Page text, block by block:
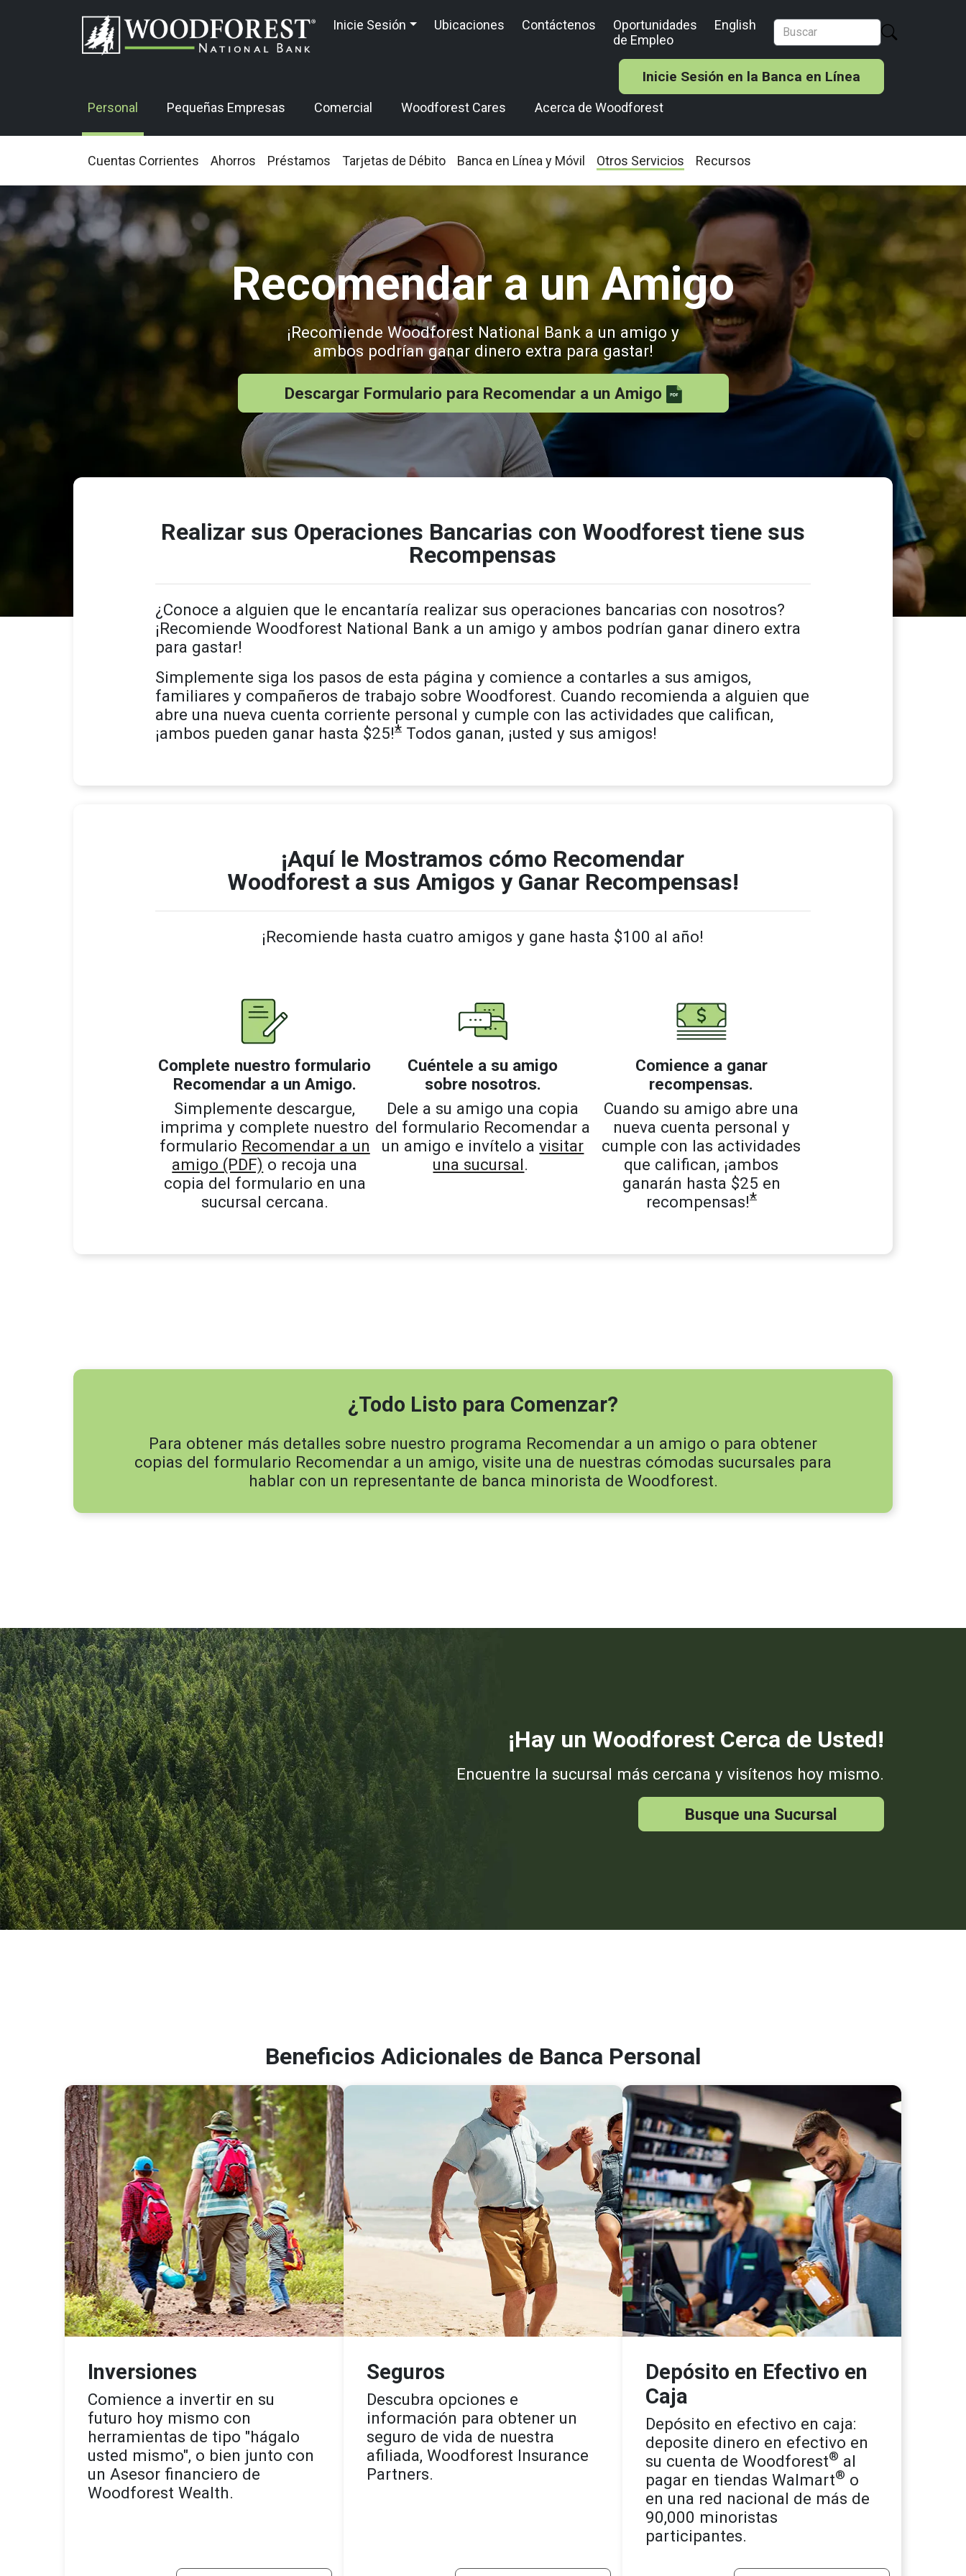
Inicie Sesión Ubicaciones Contáctenos
Oportunidades
de Empleo
English
Inicie Sesión en la Banca en Línea
Personal Pequeñas Empresas Comercial Woodforest Cares Acerca de Woodforest
Cuentas Corrientes Ahorros Préstamos Tarjetas de Débito Banca en Línea y Móvil Otros Servicios Recursos
Recomendar a un Amigo
¡Recomiende Woodforest National Bank a un amigo y
ambos podrían ganar dinero extra para gastar!
Descargar Formulario para Recomendar a un Amigo
Realizar sus Operaciones Bancarias con Woodforest tiene sus
Recompensas
¿Conoce a alguien que le encantaría realizar sus operaciones bancarias con nosotros?
¡Recomiende Woodforest National Bank a un amigo y ambos podrían ganar dinero extra
para gastar!
Simplemente siga los pasos de esta página y comience a contarles a sus amigos,
familiares y compañeros de trabajo sobre Woodforest. Cuando recomienda a alguien que
abre una nueva cuenta corriente personal y cumple con las actividades que califican,
¡ambos pueden ganar hasta $25!* Todos ganan, ¡usted y sus amigos!
¡Aquí le Mostramos cómo Recomendar
Woodforest a sus Amigos y Ganar Recompensas!
¡Recomiende hasta cuatro amigos y gane hasta $100 al año!
Complete nuestro formulario
Recomendar a un Amigo.
Simplemente descargue,
imprima y complete nuestro
formulario Recomendar a un
amigo (PDF) o recoja una
copia del formulario en una
sucursal cercana.
Cuéntele a su amigo
sobre nosotros.
Dele a su amigo una copia
del formulario Recomendar a
un amigo e invítelo avisitar
una sucursal.
Comience a ganar
recompensas.
Cuando su amigo abre una
nueva cuenta personal y
cumple con las actividades
que califican, ¡ambos
ganarán hasta $25 en
recompensas!*
¿Todo Listo para Comenzar?
Para obtener más detalles sobre nuestro programa Recomendar a un amigo o para obtener
copias del formulario Recomendar a un amigo, visite una de nuestras cómodas sucursales para
hablar con un representante de banca minorista de Woodforest.
¡Hay un Woodforest Cerca de Usted!
Encuentre la sucursal más cercana y visítenos hoy mismo.
Busque una Sucursal
Beneficios Adicionales de Banca Personal
Inversiones
Comience a invertir en su
futuro hoy mismo con
herramientas de tipo "hágalo
usted mismo", o bien junto con
un Asesor financiero de
Woodforest Wealth.
Seguros
Descubra opciones e
información para obtener un
seguro de vida de nuestra
afiliada, Woodforest Insurance
Partners.
Depósito en Efectivo en
Caja
Depósito en efectivo en caja:
deposite dinero en efectivo en
su cuenta de Woodforest® al
pagar en tiendas Walmart® o
en una red nacional de más de
90,000 minoristas
participantes.